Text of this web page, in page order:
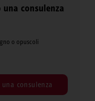
consulenza
o opuscoli
consulenza